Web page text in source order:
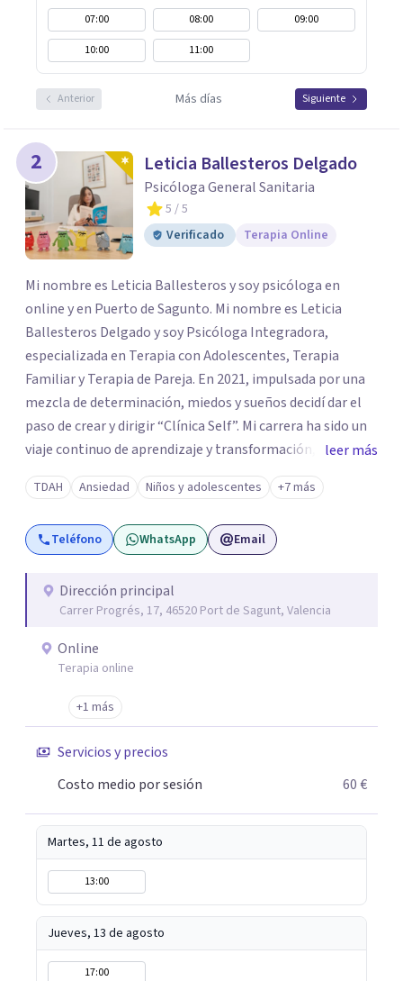
07:00 08:00
09:00
10:00
11:00
Anterior Más días Siguiente
2 Leticia Ballesteros Delgado
Psicóloga General Sanitaria
5 / 5
Verificado
Terapia Online
Mi nombre es Leticia Ballesteros y soy psicóloga en
online y en Puerto de Sagunto. Mi nombre es Leticia
Ballesteros Delgado y soy Psicóloga Integradora,
especializada en Terapia con Adolescentes, Terapia
Familiar y Terapia de Pareja. En 2021, impulsada por una
mezcla de determinación, miedos y sueños decidí dar el
paso de crear y dirigir “Clínica Self”. Mi carrera ha sido un
viaje continuo de aprendizaje y transformación,
moldeado por másters, especializaciones y experiencias
que han reafirmado mi verdadera vocación: acompañar a
familias y adolescentes en sus momentos más cruciales,
guiándolos hacia relaciones más saludables y un
leer más
TDAH Ansiedad Niños y adolescentes +7 más
Teléfono WhatsApp Email
Dirección principal
Carrer Progrés, 17, 46520 Port de Sagunt, Valencia
Online
Terapia online
+1 más
Servicios y precios
Costo medio por sesión
60 €
Martes, 11 de agosto
13:00
Jueves, 13 de agosto
17:00